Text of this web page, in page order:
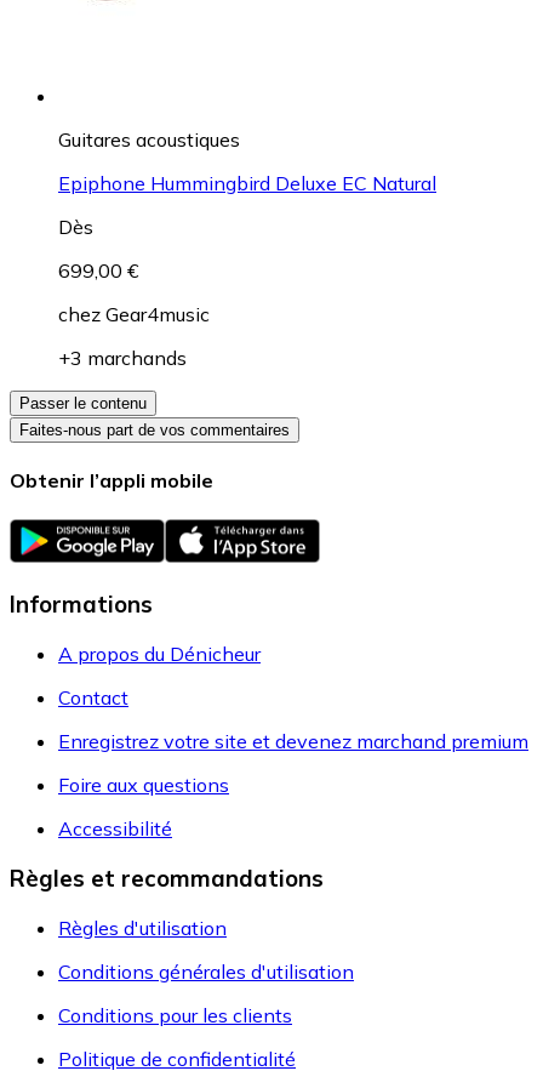
Guitares acoustiques
Epiphone Hummingbird Deluxe EC Natural
Dès
699,00 €
chez Gear4music
+3 marchands
Passer le contenu
Faites-nous part de vos commentaires
Obtenir l’appli mobile
Informations
A propos du Dénicheur
Contact
Enregistrez votre site et devenez marchand premium
Foire aux questions
Accessibilité
Règles et recommandations
Règles d'utilisation
Conditions générales d'utilisation
Conditions pour les clients
Politique de confidentialité